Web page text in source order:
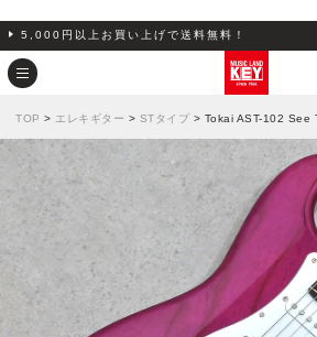
5,000円以上お買い上げで送料無料！
TOP > エレキギター > STタイプ > Tokai AST-102 See